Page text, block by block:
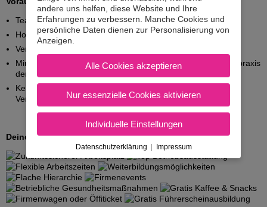
Teamfähigkeit
Hohe soziale Kompetenz
Vertrauenswürdigkeit
Mindestens 3 Jahre Besitz der Lenkberechtigung und Lenkpraxis
der Klasse B
Keine Bestrafung wegen schweren Verstößen gegen
Verkehrsvorschriften
Deine Benefits:
andere uns helfen, diese Website und Ihre
Erfahrungen zu verbessern. Manche Cookies und
persönliche Daten dienen zur Personalisierung von
Anzeigen.
Alle Cookies akzeptieren
Nur essenzielle Cookies aktivieren
Individuelle Einstellungen
Datenschutzerklärung Impressum